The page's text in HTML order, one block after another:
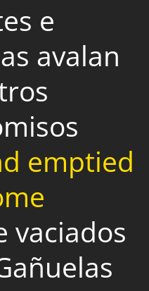
e
avalan
emptied
vaciados